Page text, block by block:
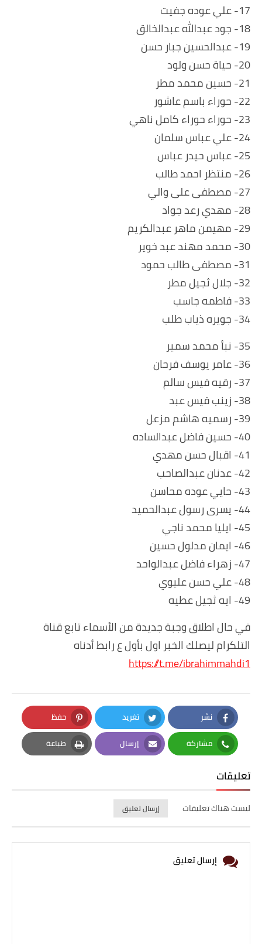
17- علي عوده جفيت
18- جود عبدالله عبدالخالق
19- عبدالحسين جبار حسن
20- حياة حسن ولود
21- حسين محمد مطر
22- حوراء باسم عاشور
23- حوراء حوراء كامل ناهي
24- علي عباس سلمان
25- عباس حيدر عباس
26- منتظر احمد طالب
27- مصطفى على والي
28- مهدي رعد جواد
29- مهيمن ماهر عبدالكريم
30- محمد مهند عبد خوير
31- مصطفى طالب حمود
32- جلال ثجيل مطر
33- فاطمه جاسب
34- جويره ذياب طلب
35- نبأ محمد سمير
36- عامر يوسف فرحان
37- رقيه قيس سالم
38- زينب قيس عبد
39- رسميه هاشم مزعل
40- حسين فاضل عبدالساده
41- اقبال حسن مهدي
42- عدنان عبدالصاحب
43- حايي عوده محاسن
44- يسرى رسول عبدالحميد
45- ايليا محمد ناجي
46- ايمان مدلول حسين
47- زهراء فاضل عبدالواحد
48- علي حسن عليوي
49- ايه ثجيل عطيه
في حال اطلاق وجبة جديدة من الأسماء تابع قناة
التلكرام ليصلك الخبر اول بأول ع رابط أدناه
https://t.me/ibrahimmahdi1
نشر
Facebook
تغريد
Twitter
حفظ
Pinterest
مشاركة
Whatsapp
إرسال
Email
طباعة
Print
تعليقات
ليست هناك تعليقات إرسال تعليق
إرسال تعليق